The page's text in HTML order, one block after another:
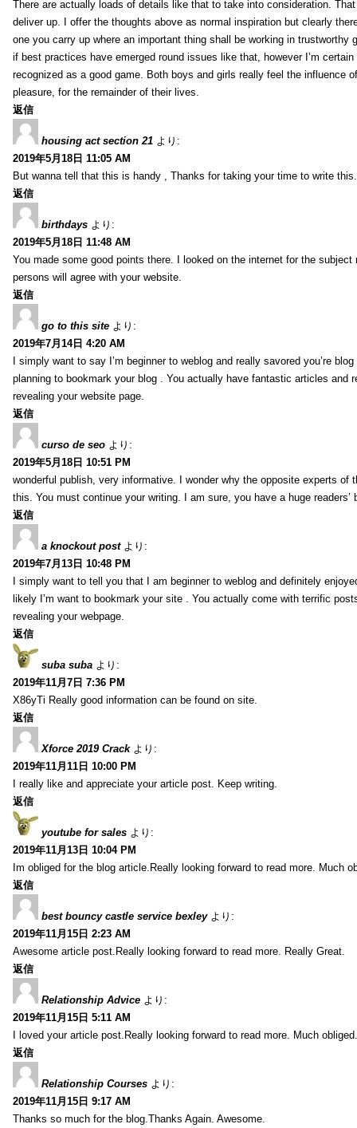
There are actually loads of details like that to take into consideration.
deliver up. I offer the thoughts above as normal inspiration but clearly
one you carry up where an important thing shall be working in trustworthy
if best practices have emerged round issues like that, however I’m
recognized as a good game. Both boys and girls really feel the influence
pleasure, for the remainder of their lives.
返信
housing act section 21 より:
2019年5月18日 11:05 AM
But wanna tell that this is handy , Thanks for taking your time to write this.
返信
birthdays より:
2019年5月18日 11:48 AM
You made some good points there. I looked on the internet for the subject
persons will agree with your website.
返信
go to this site より:
2019年7月14日 4:20 AM
I simply want to say I’m beginner to weblog and really savored you’re
planning to bookmark your blog . You actually have fantastic articles and
revealing your website page.
返信
curso de seo より:
2019年5月18日 10:51 PM
wonderful publish, very informative. I wonder why the opposite experts of
this. You must continue your writing. I am sure, you have a huge readers’
返信
a knockout post より:
2019年7月13日 10:48 PM
I simply want to tell you that I am beginner to weblog and definitely
likely I’m want to bookmark your site . You actually come with terrific
revealing your webpage.
返信
suba suba より:
2019年11月7日 7:36 PM
X86yTi Really good information can be found on site.
返信
Xforce 2019 Crack より:
2019年11月11日 10:00 PM
I really like and appreciate your article post. Keep writing.
返信
youtube for sales より:
2019年11月13日 10:04 PM
Im obliged for the blog article.Really looking forward to read more. Much
返信
best bouncy castle service bexley より:
2019年11月15日 2:23 AM
Awesome article post.Really looking forward to read more. Really Great.
返信
Relationship Advice より:
2019年11月15日 5:11 AM
I loved your article post.Really looking forward to read more. Much obliged.
返信
Relationship Courses より:
2019年11月15日 9:17 AM
Thanks so much for the blog.Thanks Again. Awesome.